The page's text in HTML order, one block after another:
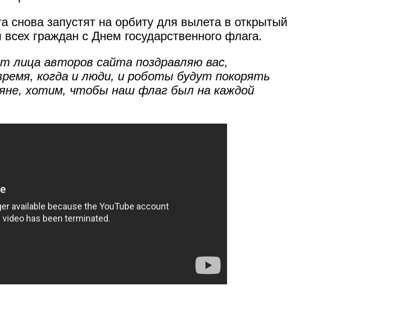
снова запустят на орбиту для вылета в открытый
граждан с Днем государственного флага.
лица авторов сайта поздравляю вас,
когда и люди, и роботы будут покорять
хотим, чтобы наш флаг был на каждой